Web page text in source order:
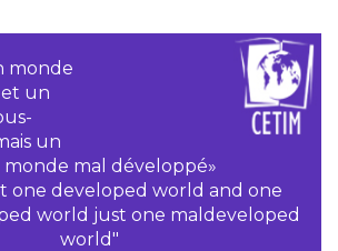
monde
un
un
monde mal développé»
one developed world and one
world just one maldeveloped
world"